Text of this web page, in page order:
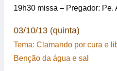
19h30 missa – Pregador: Pe.
03/10/13 (quinta)
Tema: Clamando por cura e
Benção da água e sal